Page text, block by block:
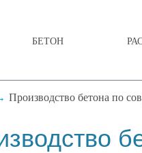
БЕТОН
Производство бетона по